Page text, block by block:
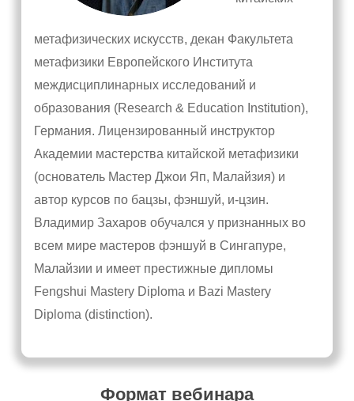
метафизических искусств, декан Факультета
метафизики Европейского Института
междисциплинарных исследований и
образования (Research & Education Institution),
Германия. Лицензированный инструктор
Академии мастерства китайской метафизики
(основатель Мастер Джои Яп, Малайзия) и
автор курсов по бацзы, фэншуй, и-цзин.
Владимир Захаров обучался у признанных во
всем мире мастеров фэншуй в Сингапуре,
Малайзии и имеет престижные дипломы
Fengshui Mastery Diploma и Bazi Mastery
Diploma (distinction).
Формат вебинара